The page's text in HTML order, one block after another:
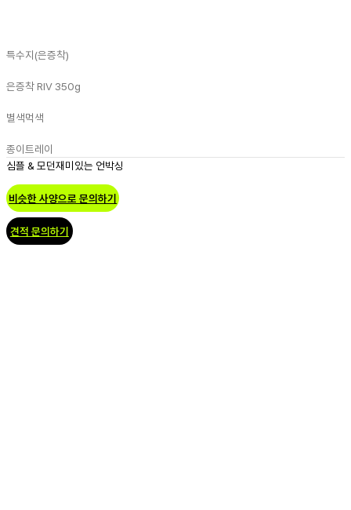
특수지(은증착)
은증착 RIV 350g
별색먹색
종이트레이
심플 & 모던재미있는 언박싱
비슷한 사양으로 문의하기
견적 문의하기